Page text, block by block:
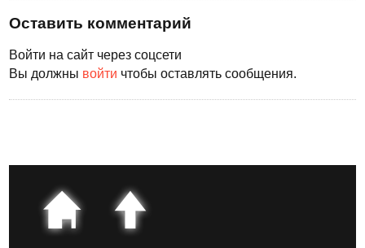
Оставить комментарий
Войти на сайт через соцсети
Вы должны войти чтобы оставлять сообщения.